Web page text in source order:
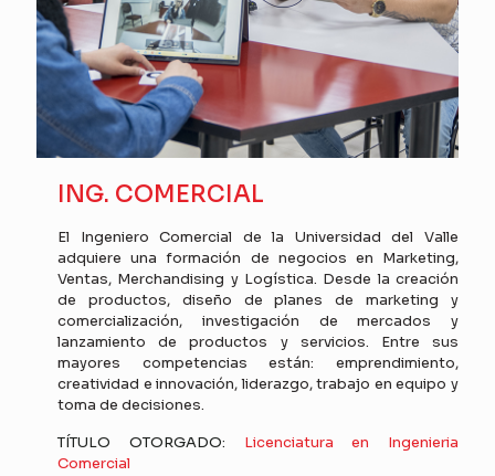
ING. COMERCIAL
El Ingeniero Comercial de la Universidad del Valle
adquiere una formación de negocios en Marketing,
Ventas, Merchandising y Logística. Desde la creación
de productos, diseño de planes de marketing y
comercialización, investigación de mercados y
lanzamiento de productos y servicios. Entre sus
mayores competencias están: emprendimiento,
creatividad e innovación, liderazgo, trabajo en equipo y
toma de decisiones.
TÍTULO OTORGADO: Licenciatura en Ingenieria
Comercial